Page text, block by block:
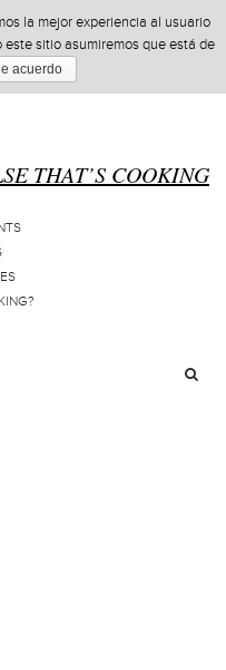
THAT’S COOKING
la mejor experiencia al usuario
sitio asumiremos que está de
acuerdo